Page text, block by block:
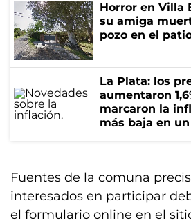
Horror en Villa
su amiga
pozo en el
La Plata: los
aumentaron
marcaron la
más baja en
Fuentes de la comuna
interesados en participar
el formulario online en el